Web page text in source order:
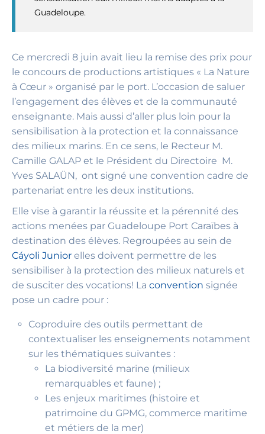
Guadeloupe.
Ce mercredi 8 juin avait lieu la remise des prix pour
le concours de productions artistiques « La Nature
à Cœur » organisé par le port. L’occasion de saluer
l’engagement des élèves et de la communauté
enseignante. Mais aussi d’aller plus loin pour la
sensibilisation à la protection et la connaissance
des milieux marins. En ce sens, le Recteur M.
Camille GALAP et le Président du Directoire M.
Yves SALAÜN, ont signé une convention cadre de
partenariat entre les deux institutions.
Elle vise à garantir la réussite et la pérennité des
actions menées par Guadeloupe Port Caraïbes à
destination des élèves. Regroupées au sein de
Cáyoli Junior elles doivent permettre de les
sensibiliser à la protection des milieux naturels et
de susciter des vocations! La convention signée
pose un cadre pour :
Coproduire des outils permettant de
contextualiser les enseignements notamment
sur les thématiques suivantes :
La biodiversité marine (milieux
remarquables et faune) ;
Les enjeux maritimes (histoire et
patrimoine du GPMG, commerce maritime
et métiers de la mer)